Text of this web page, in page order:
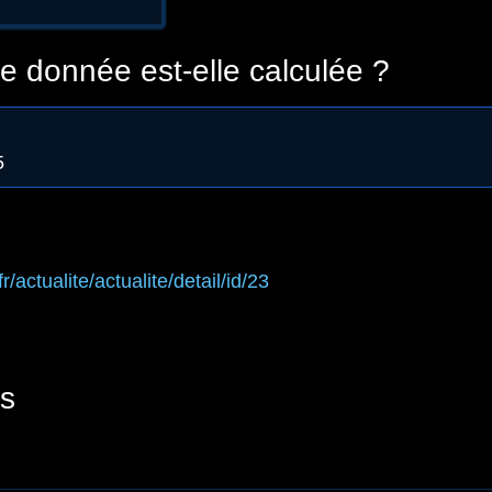
donnée est-elle calculée ?
actualite/actualite/detail/id/23